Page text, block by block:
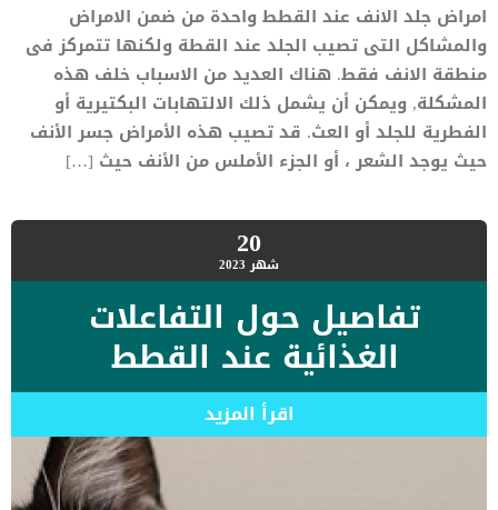
امراض جلد الانف عند القطط واحدة من ضمن الامراض
والمشاكل التى تصيب الجلد عند القطة ولكنها تتمركز فى
منطقة الانف فقط. هناك العديد من الاسباب خلف هذه
المشكلة, ويمكن أن يشمل ذلك الالتهابات البكتيرية أو
الفطرية للجلد أو العث. قد تصيب هذه الأمراض جسر الأنف
حيث يوجد الشعر ، أو الجزء الأملس من الأنف حيث […]
20شهر 2023
تفاصيل حول التفاعلات
الغذائية عند القطط
اقرأ المزيد